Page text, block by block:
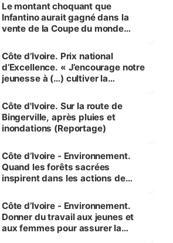
Le montant choquant que
Infantino aurait gagné dans la
vente de la Coupe du monde
Côte d’Ivoire. Prix national
d’Excellence. « J’encourage notre
jeunesse à (…) cultiver la
(Alassane Ouattara
Côte d'Ivoire. Sur la route de
Bingerville, après pluies et
inondations (Reportage)
Côte d’Ivoire - Environnement.
Quand les forêts sacrées
inspirent dans les actions de
Côte d’Ivoire - Environnement.
Donner du travail aux jeunes et
aux femmes pour assurer la